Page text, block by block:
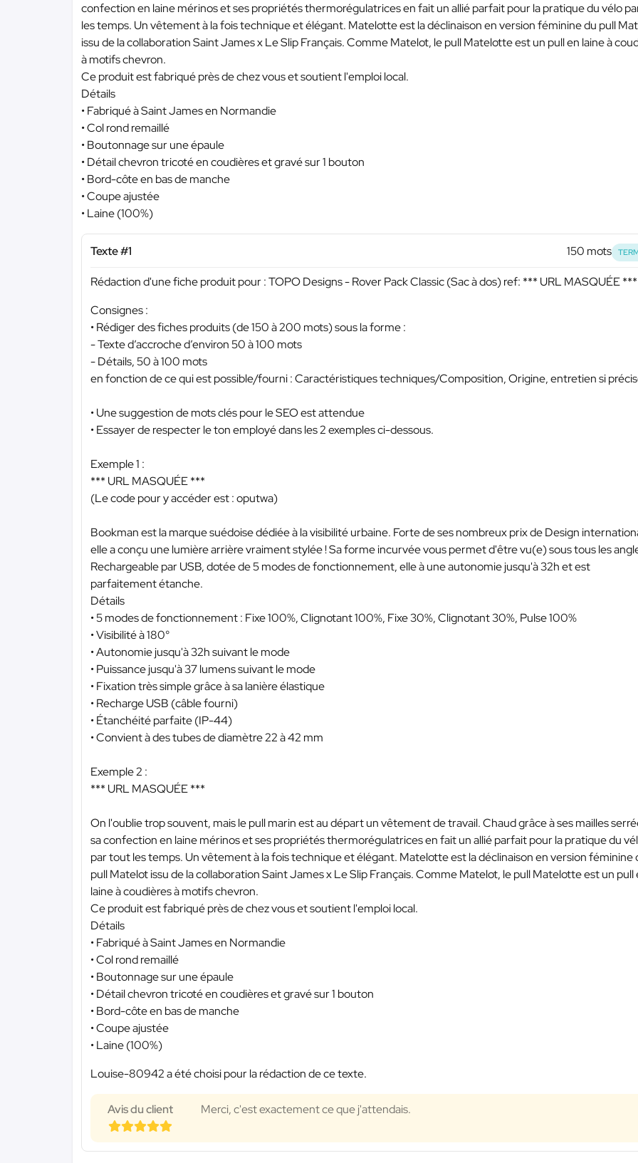
confection en laine mérinos et ses propriétés thermorégulatrices en fait un allié parfait pour la pratique du vélo
les temps. Un vêtement à la fois technique et élégant. Matelotte est la déclinaison en version féminine du pull
issu de la collaboration Saint James x Le Slip Français. Comme Matelot, le pull Matelotte est un pull en laine à
à motifs chevron.
Ce produit est fabriqué près de chez vous et soutient l'emploi local.
Détails
• Fabriqué à Saint James en Normandie
• Col rond remaillé
• Boutonnage sur une épaule
• Détail chevron tricoté en coudières et gravé sur 1 bouton
• Bord-côte en bas de manche
• Coupe ajustée
• Laine (100%)
Texte #1 150 mots
Rédaction d'une fiche produit pour : TOPO Designs - Rover Pack Classic (Sac à dos) ref: *** URL MASQUÉE ***
Consignes :
• Rédiger des fiches produits (de 150 à 200 mots) sous la forme :
- Texte d’accroche d’environ 50 à 100 mots
- Détails, 50 à 100 mots
en fonction de ce qui est possible/fourni : Caractéristiques techniques/Composition, Origine, entretien si
• Une suggestion de mots clés pour le SEO est attendue
• Essayer de respecter le ton employé dans les 2 exemples ci-dessous.
Exemple 1 :
*** URL MASQUÉE ***
(Le code pour y accéder est : oputwa)
Bookman est la marque suédoise dédiée à la visibilité urbaine. Forte de ses nombreux prix de Design
elle a conçu une lumière arrière vraiment stylée ! Sa forme incurvée vous permet d'être vu(e) sous tous les
Rechargeable par USB, dotée de 5 modes de fonctionnement, elle à une autonomie jusqu'à 32h et est
parfaitement étanche.
Détails
• 5 modes de fonctionnement : Fixe 100%, Clignotant 100%, Fixe 30%, Clignotant 30%, Pulse 100%
• Visibilité à 180°
• Autonomie jusqu'à 32h suivant le mode
• Puissance jusqu'à 37 lumens suivant le mode
• Fixation très simple grâce à sa lanière élastique
• Recharge USB (câble fourni)
• Étanchéité parfaite (IP-44)
• Convient à des tubes de diamètre 22 à 42 mm
Exemple 2 :
*** URL MASQUÉE ***
On l'oublie trop souvent, mais le pull marin est au départ un vêtement de travail. Chaud grâce à ses mailles
sa confection en laine mérinos et ses propriétés thermorégulatrices en fait un allié parfait pour la pratique du
par tout les temps. Un vêtement à la fois technique et élégant. Matelotte est la déclinaison en version féminine
pull Matelot issu de la collaboration Saint James x Le Slip Français. Comme Matelot, le pull Matelotte est un pull
laine à coudières à motifs chevron.
Ce produit est fabriqué près de chez vous et soutient l'emploi local.
Détails
• Fabriqué à Saint James en Normandie
• Col rond remaillé
• Boutonnage sur une épaule
• Détail chevron tricoté en coudières et gravé sur 1 bouton
• Bord-côte en bas de manche
• Coupe ajustée
• Laine (100%)
Louise-80942 a été choisi pour la rédaction de ce texte.
Avis du client Merci, c'est exactement ce que j'attendais.